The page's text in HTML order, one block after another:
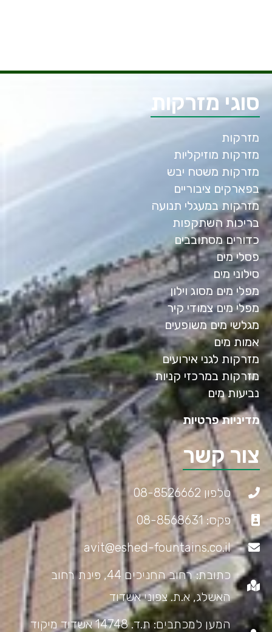
סוגי מזרקות
מזרקות
מזרקות מוזיקליות
מזרקות משטח יבש
בפארקים ציבוריים
מזרקות במעגלי תנועה
בריכות השתקפות
כדורים מסתובבים
פסלי מים
סילוני מים
מפלי מים מסוג וילון
מפלי מים צמודי קיר
מגלשי מים משופעים
אמות מים
מזרקות לגני אירועים
מזרקות במרכזי קניות
נביעות מים
מדיניות פרטיות
צור קשר
טלפון 08-8526662
פקס: 08-8568631
avit@eshed-fountains.co.il
כתובת: רחוב החניכים 44, פינת רחוב
האשלג, א.ת. צפוני אשדוד
המען למכתבים: ת.ד. 14748 אשדוד מיקוד